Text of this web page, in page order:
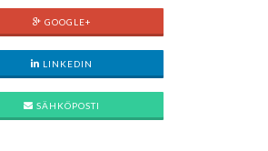
GOOGLE+
LINKEDIN
SÄHKÖPOSTI